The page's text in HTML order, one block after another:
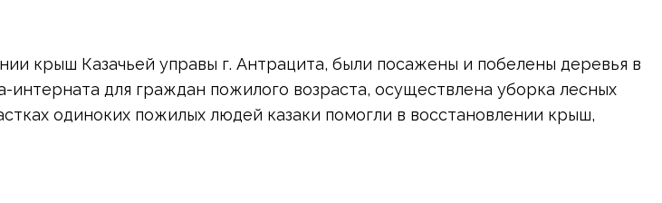
крыш Казачьей управы г. Антрацита, были посажены и побелены деревья в
для граждан пожилого возраста, осуществлена уборка лесных
одиноких пожилых людей казаки помогли в восстановлении крыш,